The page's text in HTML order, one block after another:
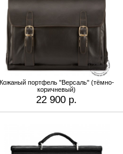
Кожаный портфель "Версаль" (тёмно-
коричневый)
22 900 р.